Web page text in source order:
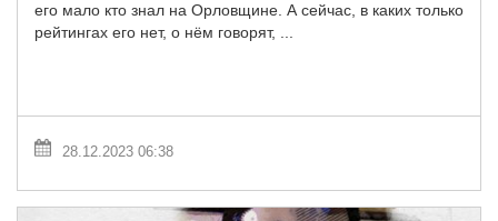
его мало кто знал на Орловщине. А сейчас, в каких только
рейтингах его нет, о нём говорят, ...
28.12.2023 06:38